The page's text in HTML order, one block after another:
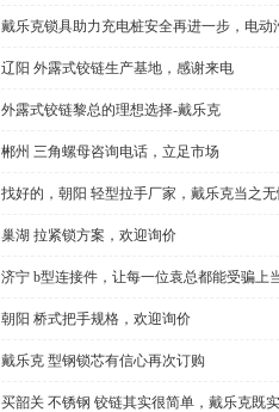
戴乐克锁具助力充电桩安全再进一步，电动
辽阳 外露式铰链生产基地，感谢来电
外露式铰链黎总的理想选择-戴乐克
郴州 三角螺母咨询电话，立足市场
找好的，朝阳 轻型拉手厂家，戴乐克当之
巢湖 拉紧锁方案，欢迎询价
济宁 b型连接件，让每一位袁总都能受骗上
朝阳 桥式把手规格，欢迎询价
戴乐克 型钢锁芯有信心再次订购
买韶关 不锈钢 铰链其实很简单，戴乐克既